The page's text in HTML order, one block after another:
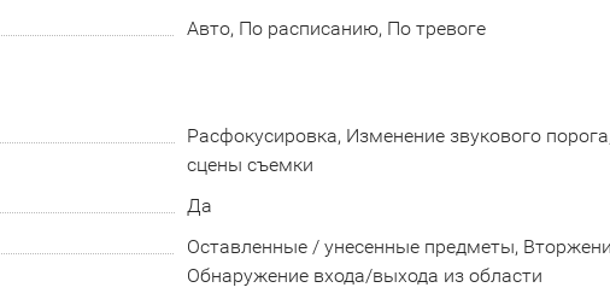
Авто, По расписанию, По тревоге
Расфокусировка, Изменение звукового
сцены съемки
Да
Оставленные / унесенные предметы,
Обнаружение входа/выхода из области